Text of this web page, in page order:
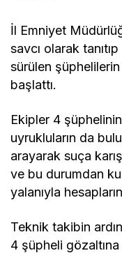
İl Emniyet
savcı olarak tanıtıp
sürülen
başlattı.
Ekipler 4
uyrukluların da
arayarak suça
ve bu durumdan
yalanıyla
Teknik takibin
4 şüpheli gözaltına